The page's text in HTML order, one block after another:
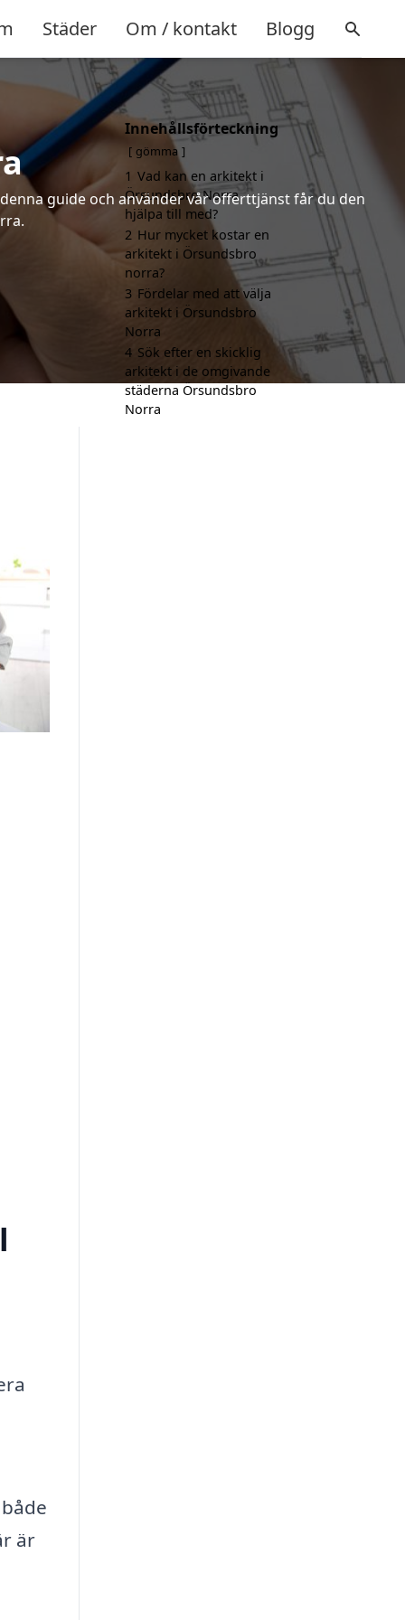
Städer Om / kontakt Blogg
guide och använder vår offerttjänst får du den
är
Innehållsförteckning
gömma
1 Vad kan en arkitekt i
Örsundsbro Norra
hjälpa till med?
2 Hur mycket kostar en
arkitekt i Örsundsbro
norra?
3 Fördelar med att välja
arkitekt i Örsundsbro
Norra
4 Sök efter en skicklig
arkitekt i de omgivande
städerna Örsundsbro
Norra